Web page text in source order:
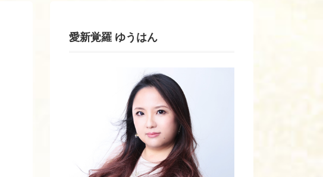
愛新覚羅 ゆうはん